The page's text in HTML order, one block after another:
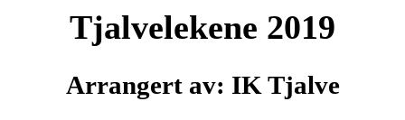
Tjalvelekene 2019
Arrangert av: IK Tjalve